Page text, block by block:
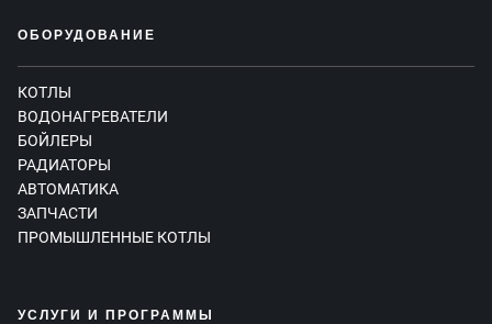
ОБОРУДОВАНИЕ
КОТЛЫ
ВОДОНАГРЕВАТЕЛИ
БОЙЛЕРЫ
РАДИАТОРЫ
АВТОМАТИКА
ЗАПЧАСТИ
ПРОМЫШЛЕННЫЕ КОТЛЫ
УСЛУГИ И ПРОГРАММЫ